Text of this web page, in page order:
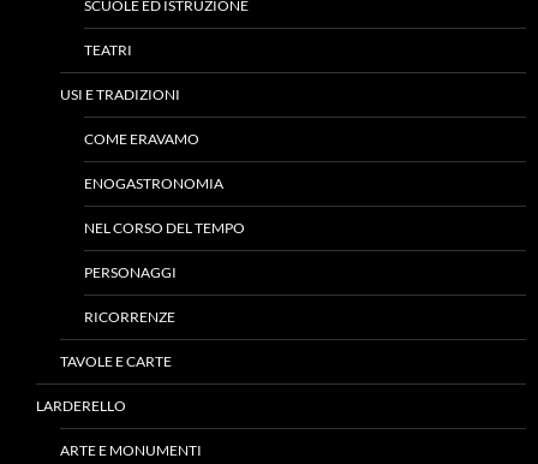
SCUOLE ED ISTRUZIONE
TEATRI
USI E TRADIZIONI
COME ERAVAMO
ENOGASTRONOMIA
NEL CORSO DEL TEMPO
PERSONAGGI
RICORRENZE
TAVOLE E CARTE
LARDERELLO
ARTE E MONUMENTI